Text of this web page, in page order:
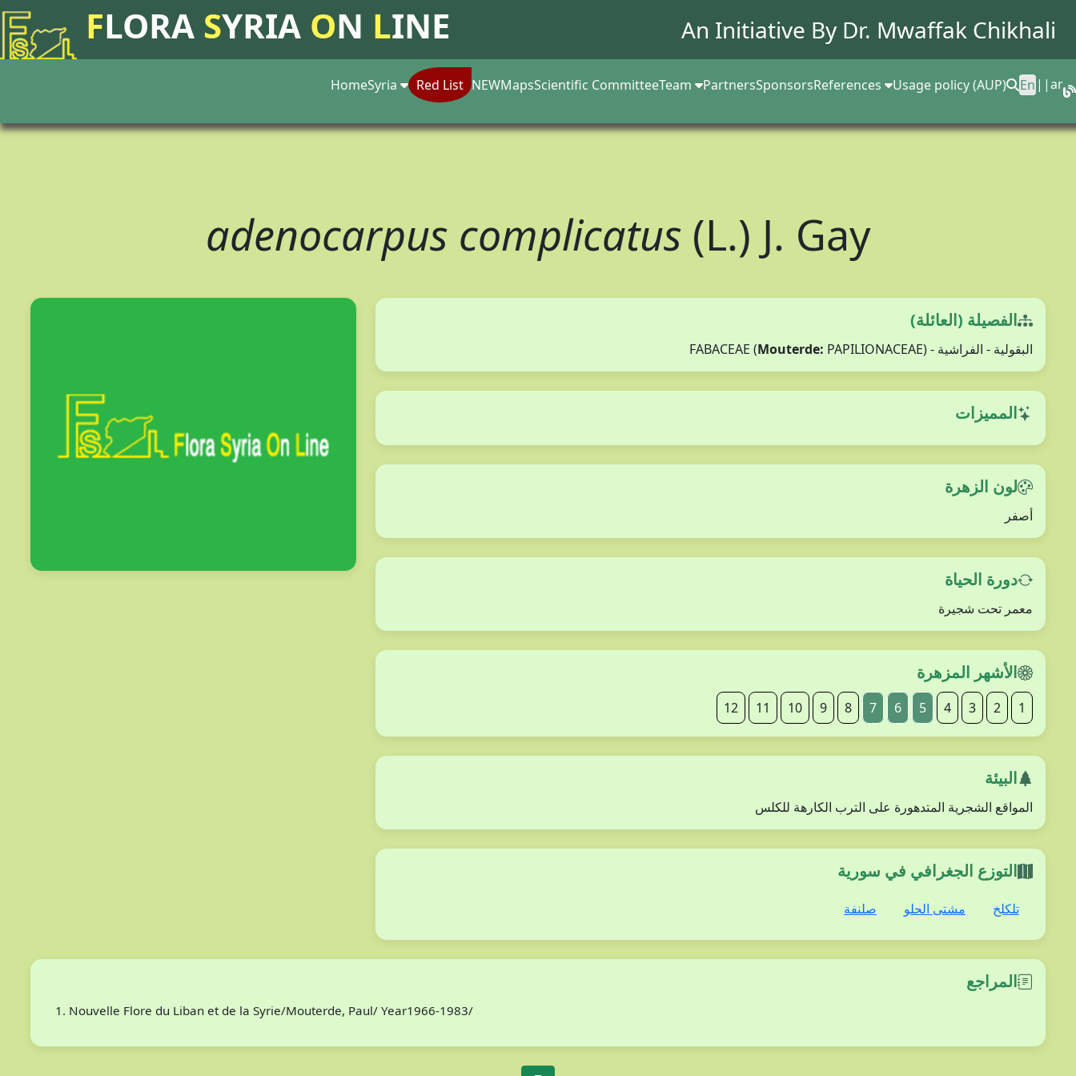
FLORA SYRIA ON LINE An Initiative By Dr. Mwaffak Chikhali
HomeSyria Red List NEWMapsScientific CommitteeTeam PartnersSponsorsReferences Usage policy (AUP) En ||ar
adenocarpus complicatus (L.) J. Gay
الفصيلة (العائلة)
البقولية - الفراشية - FABACEAE ( Mouterde: PAPILIONACEAE)
المميزات
لون الزهرة
أصفر
دورة الحياة
معمر تحت شجيرة
الأشهر المزهرة
1
2
3
4
5
6
7
8
9
10
11
12
البيئة
المواقع الشجرية المتدهورة على الترب الكارهة للكلس
التوزع الجغرافي في سورية
تلكلخ مشتى الحلو صلنفة
المراجع
Nouvelle Flore du Liban et de la Syrie/Mouterde, Paul/ Year1966-1983/